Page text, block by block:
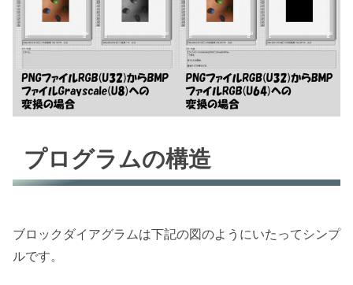
プログラムの構造
ブロックダイアグラムは下記の図のようにいたってシンプ
ルです。